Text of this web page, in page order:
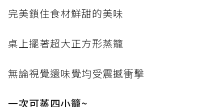
完美鎖住食材鮮甜的美味
桌上擺著超大正方形蒸籠
無論視覺還味覺均受震撼衝擊
一次可蒸四小籠~